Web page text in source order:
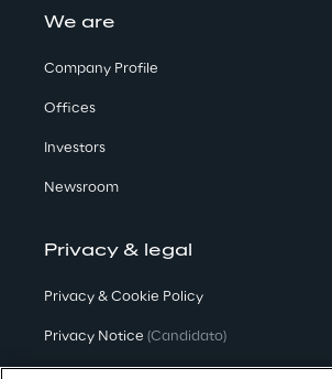
We are
Company Profile
Offices
Investors
Newsroom
Privacy & legal
Privacy & Cookie Policy
Privacy Notice (Candidato)